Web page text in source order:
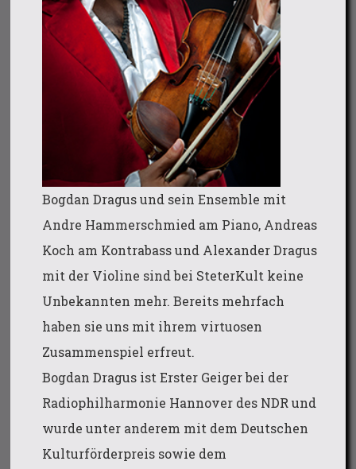
Bogdan Dragus und sein Ensemble mit
Andre Hammerschmied am Piano, Andreas
Koch am Kontrabass und Alexander Dragus
mit der Violine sind bei SteterKult keine
Unbekannten mehr. Bereits mehrfach
haben sie uns mit ihrem virtuosen
Zusammenspiel erfreut.
Bogdan Dragus ist Erster Geiger bei der
Radiophilharmonie Hannover des NDR und
wurde unter anderem mit dem Deutschen
Kulturförderpreis sowie dem